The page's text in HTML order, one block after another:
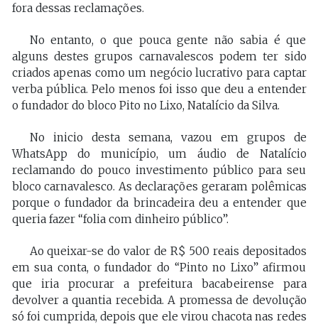
fora dessas reclamações.
No entanto, o que pouca gente não sabia é que
alguns destes grupos carnavalescos podem ter sido
criados apenas como um negócio lucrativo para captar
verba pública. Pelo menos foi isso que deu a entender
o fundador do bloco Pito no Lixo, Natalício da Silva.
No inicio desta semana, vazou em grupos de
WhatsApp do município, um áudio de Natalício
reclamando do pouco investimento público para seu
bloco carnavalesco. As declarações geraram polêmicas
porque o fundador da brincadeira deu a entender que
queria fazer “folia com dinheiro público”.
Ao queixar-se do valor de R$ 500 reais depositados
em sua conta, o fundador do “Pinto no Lixo” afirmou
que iria procurar a prefeitura bacabeirense para
devolver a quantia recebida. A promessa de devolução
só foi cumprida, depois que ele virou chacota nas redes